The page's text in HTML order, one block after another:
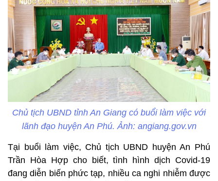
Chủ tịch UBND tỉnh An Giang có buổi làm việc với
lãnh đạo huyện An Phú. Ảnh: angiang.gov.vn
Tại buổi làm việc, Chủ tịch UBND huyện An Phú
Trần Hòa Hợp cho biết, tình hình dịch Covid-19
đang diễn biến phức tạp, nhiều ca nghi nhiễm được